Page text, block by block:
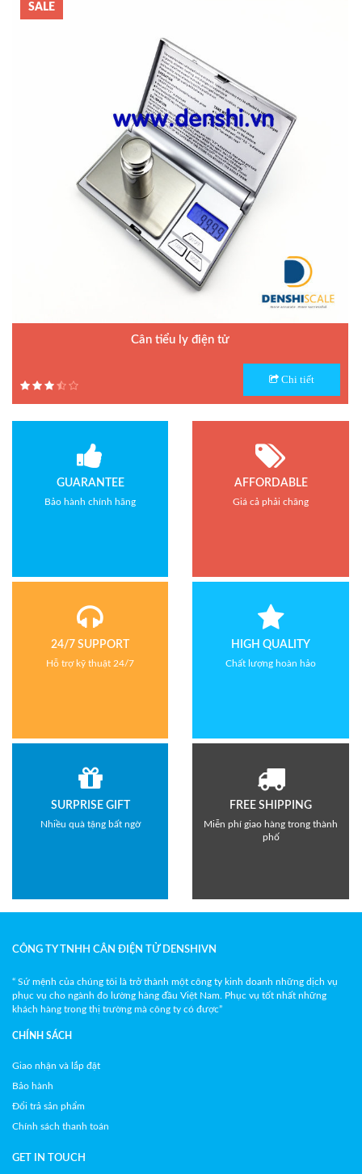
SALE
Cân tiểu ly điện tử
Hãng sản xuất : Jadever
Chi tiết
GUARANTEE
Bảo hành chính hãng
AFFORDABLE
Giá cả phải chăng
24/7 SUPPORT
Hỗ trợ kỹ thuật 24/7
HIGH QUALITY
Chất lượng hoàn hảo
SURPRISE GIFT
Nhiều quà tặng bất ngờ
FREE SHIPPING
Miễn phí giao hàng trong thành
phố
CÔNG TY TNHH CÂN ĐIỆN TỬ DENSHIVN
“ Sứ mệnh của chúng tôi là trở thành một công ty kinh doanh những dịch vụ
phục vụ cho ngành đo lường hàng đầu Việt Nam. Phục vụ tốt nhất những
khách hàng trong thị trường mà công ty có được”
CHÍNH SÁCH
Giao nhận và lắp đặt
Bảo hành
Đổi trả sản phẩm
Chính sách thanh toán
GET IN TOUCH